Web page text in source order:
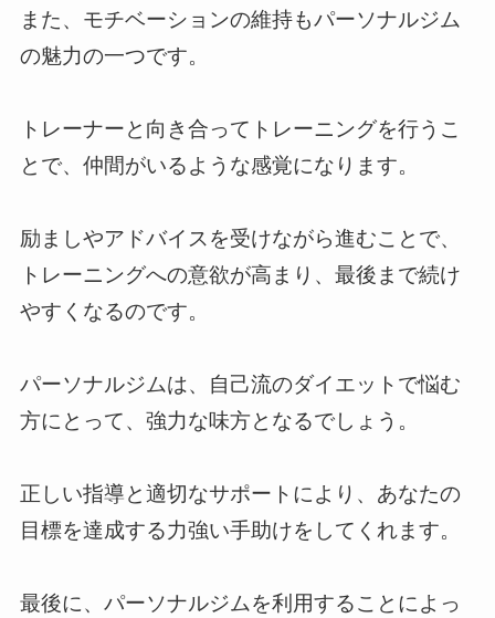
また、モチベーションの維持もパーソナルジム
の魅力の一つです。
トレーナーと向き合ってトレーニングを行うこ
とで、仲間がいるような感覚になります。
励ましやアドバイスを受けながら進むことで、
トレーニングへの意欲が高まり、最後まで続け
やすくなるのです。
パーソナルジムは、自己流のダイエットで悩む
方にとって、強力な味方となるでしょう。
正しい指導と適切なサポートにより、あなたの
目標を達成する力強い手助けをしてくれます。
最後に、パーソナルジムを利用することによっ